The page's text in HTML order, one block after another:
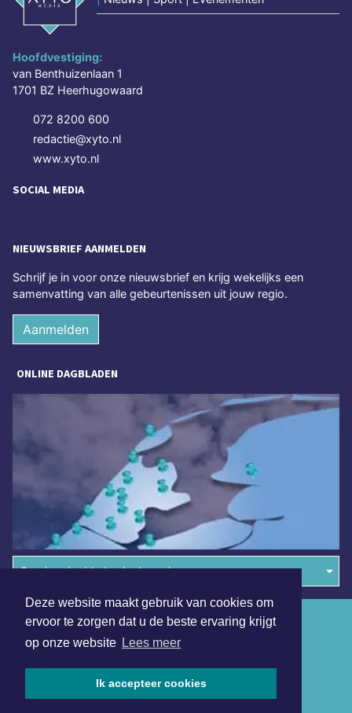
Deze website maakt gebruik van cookies om
ervoor te zorgen dat u de beste ervaring krijgt
op onze website Lees meer
Ik accepteer cookies
Hoofdvestiging:
van Benthuizenlaan 1
1701 BZ Heerhugowaard
072 8200 600
redactie@xyto.nl
www.xyto.nl
SOCIAL MEDIA
NIEUWSBRIEF AANMELDEN
Schrijf je in voor onze nieuwsbrief en krijg wekelijks een
samenvatting van alle gebeurtenissen uit jouw regio.
Aanmelden
ONLINE DAGBLADEN
Overige dagbladen in de regio
Algemene voorwaarden
Disclaimer